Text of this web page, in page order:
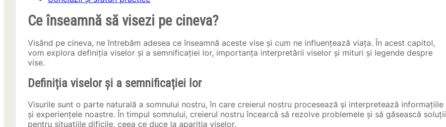
Ce înseamnă să visezi pe cineva?
Visând pe cineva, ne întrebăm adesea ce înseamnă aceste vise și cum ne influențează viața. În acest capitol,
vom explora definiția viselor și a semnificației lor, importanța interpretării viselor și mituri și legende despre
vise.
Definiția viselor și a semnificației lor
Visurile sunt o parte naturală a somnului nostru, în care creierul nostru procesează și interpretează informațiile
și experiențele noastre. În timpul somnului, creierul nostru încearcă să rezolve problemele și să găsească soluții
pentru situațiile dificile, ceea ce duce la apariția viselor.